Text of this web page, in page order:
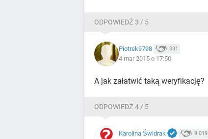
ODPOWIEDŹ 3 / 5
Piotrek9798 331
4 mar 2015 o 17:50
A jak załatwić taką weryfikację?
ODPOWIEDŹ 4 / 5
Karolina Świdrak 9 019